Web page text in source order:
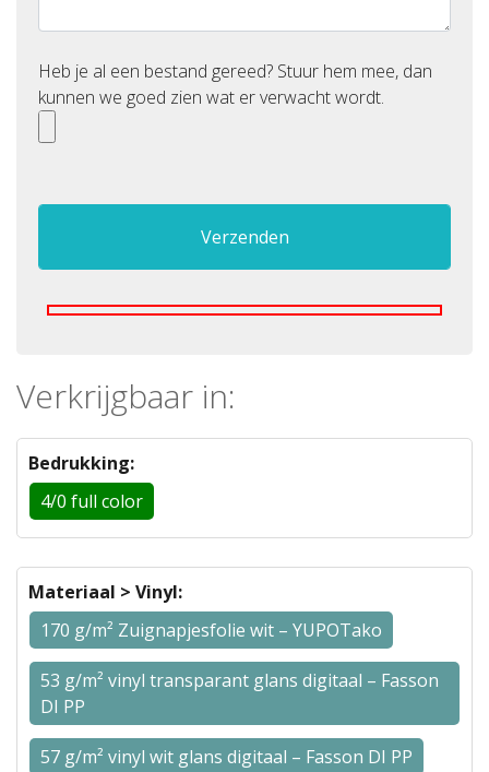
Heb je al een bestand gereed? Stuur hem mee, dan
kunnen we goed zien wat er verwacht wordt.
Verkrijgbaar in:
Bedrukking:
4/0 full color
Materiaal > Vinyl:
170 g/m² Zuignapjesfolie wit – YUPOTako
53 g/m² vinyl transparant glans digitaal – Fasson
DI PP
57 g/m² vinyl wit glans digitaal – Fasson DI PP